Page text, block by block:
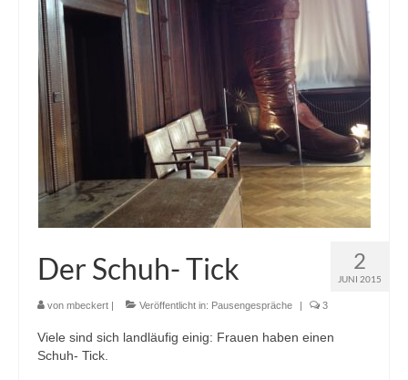
2
JUNI 2015
Der Schuh- Tick
von mbeckert | Veröffentlicht in: Pausengespräche | 3
Viele sind sich landläufig einig: Frauen haben einen
Schuh- Tick.